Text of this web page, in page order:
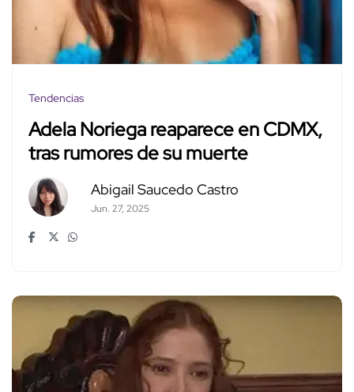
Tendencias
Adela Noriega reaparece en CDMX,
tras rumores de su muerte
Abigail Saucedo Castro
Jun. 27, 2025